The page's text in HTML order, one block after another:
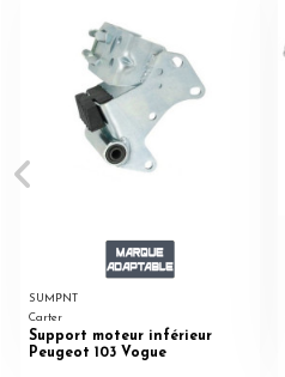
SUMPNT
Carter
Support moteur inférieur
Peugeot 103 Vogue